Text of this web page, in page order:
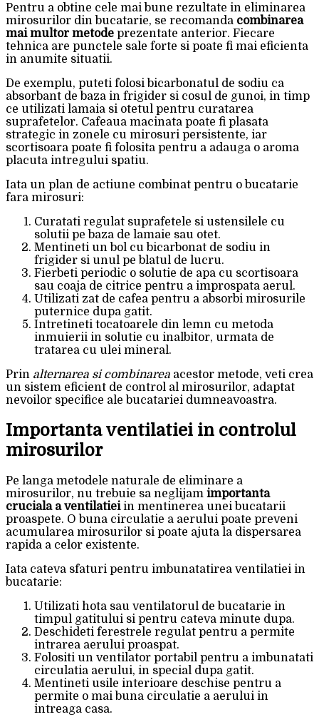
Pentru a obtine cele mai bune rezultate in eliminarea
mirosurilor din bucatarie, se recomanda combinarea
mai multor metode prezentate anterior. Fiecare
tehnica are punctele sale forte si poate fi mai eficienta
in anumite situatii.
De exemplu, puteti folosi bicarbonatul de sodiu ca
absorbant de baza in frigider si cosul de gunoi, in timp
ce utilizati lamaia si otetul pentru curatarea
suprafetelor. Cafeaua macinata poate fi plasata
strategic in zonele cu mirosuri persistente, iar
scortisoara poate fi folosita pentru a adauga o aroma
placuta intregului spatiu.
Iata un plan de actiune combinat pentru o bucatarie
fara mirosuri:
Curatati regulat suprafetele si ustensilele cu
solutii pe baza de lamaie sau otet.
Mentineti un bol cu bicarbonat de sodiu in
frigider si unul pe blatul de lucru.
Fierbeti periodic o solutie de apa cu scortisoara
sau coaja de citrice pentru a improspata aerul.
Utilizati zat de cafea pentru a absorbi mirosurile
puternice dupa gatit.
Intretineti tocatoarele din lemn cu metoda
inmuierii in solutie cu inalbitor, urmata de
tratarea cu ulei mineral.
Prin alternarea si combinarea acestor metode, veti crea
un sistem eficient de control al mirosurilor, adaptat
nevoilor specifice ale bucatariei dumneavoastra.
Importanta ventilatiei in controlul
mirosurilor
Pe langa metodele naturale de eliminare a
mirosurilor, nu trebuie sa neglijam importanta
cruciala a ventilatieiin mentinerea unei bucatarii
proaspete. O buna circulatie a aerului poate preveni
acumularea mirosurilor si poate ajuta la dispersarea
rapida a celor existente.
Iata cateva sfaturi pentru imbunatatirea ventilatiei in
bucatarie:
Utilizati hota sau ventilatorul de bucatarie in
timpul gatitului si pentru cateva minute dupa.
Deschideti ferestrele regulat pentru a permite
intrarea aerului proaspat.
Folositi un ventilator portabil pentru a imbunatati
circulatia aerului, in special dupa gatit.
Mentineti usile interioare deschise pentru a
permite o mai buna circulatie a aerului in
intreaga casa.